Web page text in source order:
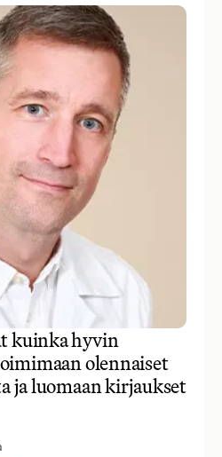
kuinka hyvin
olennaiset
ja luomaan kirjaukset